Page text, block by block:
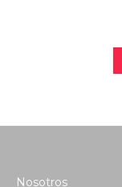
Nosotros